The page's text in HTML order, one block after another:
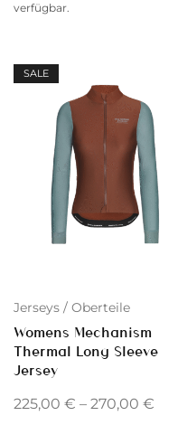
verfügbar.
SALE
Jerseys / Oberteile
Womens Mechanism
Thermal Long Sleeve
Jersey
225,00 € – 270,00 €